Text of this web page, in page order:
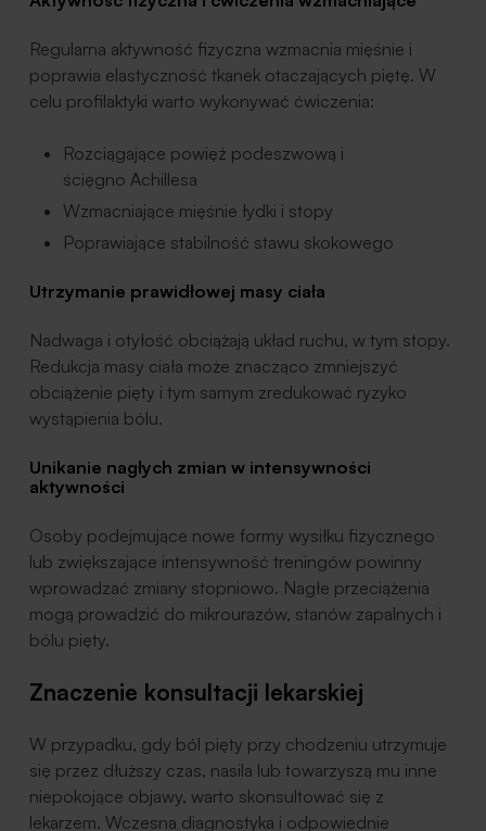
Regularna aktywność fizyczna wzmacnia mięśnie i
poprawia elastyczność tkanek otaczających piętę. W
celu profilaktyki warto wykonywać ćwiczenia:
Rozciągające powięź podeszwową i
ścięgno Achillesa
Wzmacniające mięśnie łydki i stopy
Poprawiające stabilność stawu skokowego
Utrzymanie prawidłowej masy ciała
Nadwaga i otyłość obciążają układ ruchu, w tym stopy.
Redukcja masy ciała może znacząco zmniejszyć
obciążenie pięty i tym samym zredukować ryzyko
wystąpienia bólu.
Unikanie nagłych zmian w intensywności
aktywności
Osoby podejmujące nowe formy wysiłku fizycznego
lub zwiększające intensywność treningów powinny
wprowadzać zmiany stopniowo. Nagłe przeciążenia
mogą prowadzić do mikrourazów, stanów zapalnych i
bólu pięty.
Znaczenie konsultacji lekarskiej
W przypadku, gdy ból pięty przy chodzeniu utrzymuje
się przez dłuższy czas, nasila lub towarzyszą mu inne
niepokojące objawy, warto skonsultować się z
lekarzem. Wczesna diagnostyka i odpowiednie